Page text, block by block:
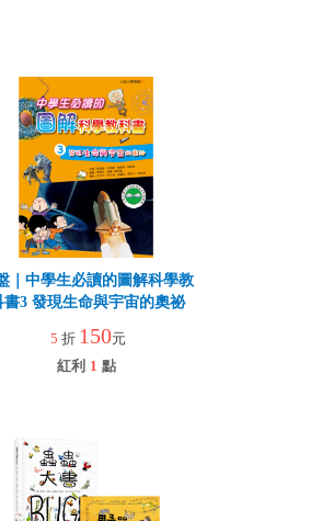
｜中學生必讀的圖解科學教
書3 發現生命與宇宙的奧祕
5 折 150元
紅利 1 點